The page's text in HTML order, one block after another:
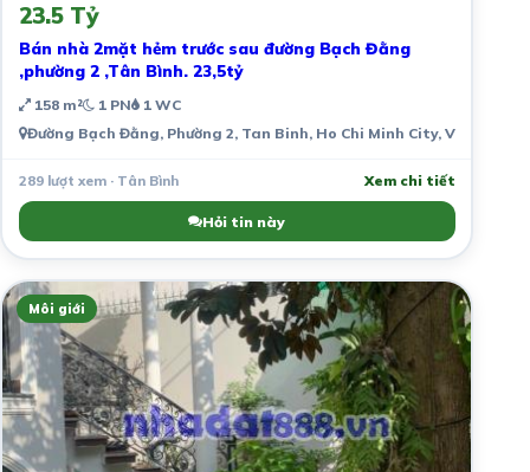
23.5 Tỷ
Bán nhà 2mặt hẻm trước sau đường Bạch Đằng
,phường 2 ,Tân Bình. 23,5tỷ
158 m² 1 PN 1 WC
Đường Bạch Đằng, Phường 2, Tan Binh, Ho Chi Minh City, Vietnam
289 lượt xem · Tân Bình Xem chi tiết
Hỏi tin này
Môi giới